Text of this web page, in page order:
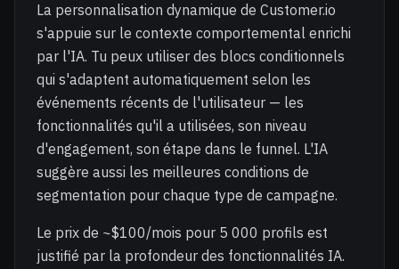
La personnalisation dynamique de Customer.io
s'appuie sur le contexte comportemental enrichi
par l'IA. Tu peux utiliser des blocs conditionnels
qui s'adaptent automatiquement selon les
événements récents de l'utilisateur — les
fonctionnalités qu'il a utilisées, son niveau
d'engagement, son étape dans le funnel. L'IA
suggère aussi les meilleures conditions de
segmentation pour chaque type de campagne.
Le prix de ~$100/mois pour 5 000 profils est
justifié par la profondeur des fonctionnalités IA.